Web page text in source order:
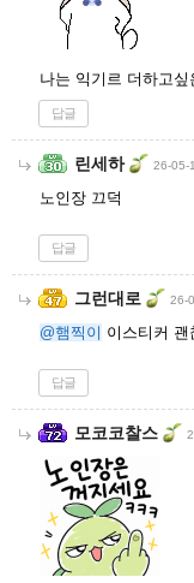
나는 익기르 더하고싶
답글
린세하 26-05-
노인장 끄덕
답글
그런대로 26-
@햄찍이 이스티커 괜
답글
모코코찰스